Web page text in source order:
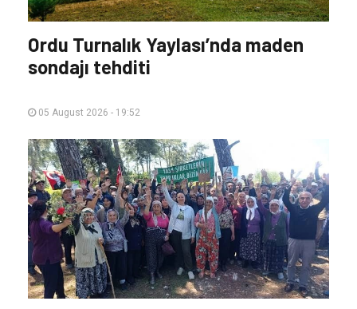
Ordu Turnalık Yaylası’nda maden
sondajı tehditi
05 August 2026 - 19:52